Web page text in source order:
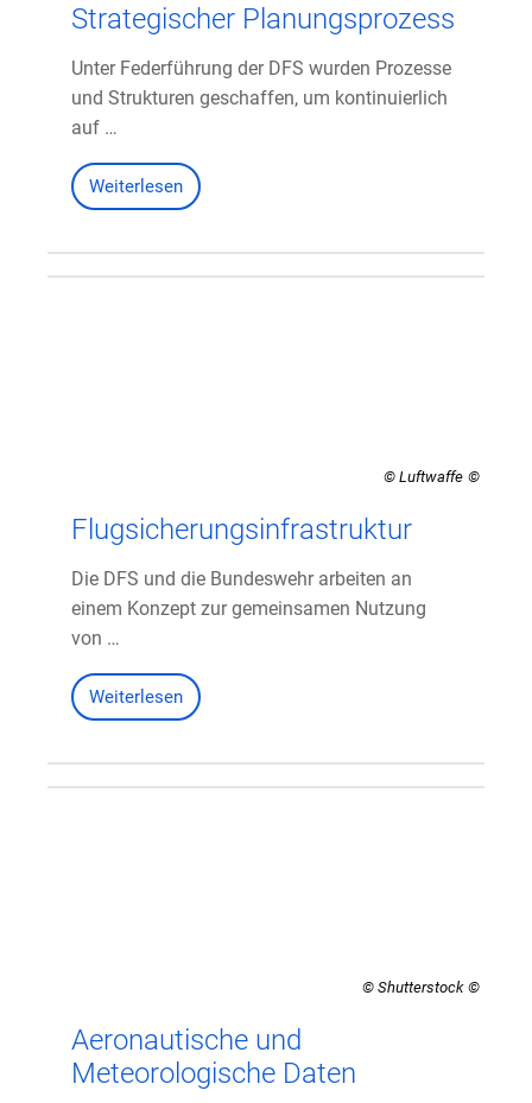
Strategischer Planungsprozess
Unter Federführung der DFS wurden Prozesse
und Strukturen geschaffen, um kontinuierlich
auf …
Weiterlesen
© Luftwaffe
Flugsicherungsinfrastruktur
Die DFS und die Bundeswehr arbeiten an
einem Konzept zur gemeinsamen Nutzung
von …
Weiterlesen
© Shutterstock
Aeronautische und
Meteorologische Daten